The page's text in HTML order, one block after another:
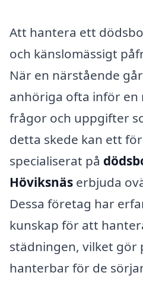
Att hantera ett
och känslomässigt
När en närstående
anhöriga ofta inför en
frågor och uppgifter
detta skede kan ett
specialiserat på
Höviksnäs erbjuda
Dessa företag har
kunskap för att
städningen, vilket gör
hanterbar för de